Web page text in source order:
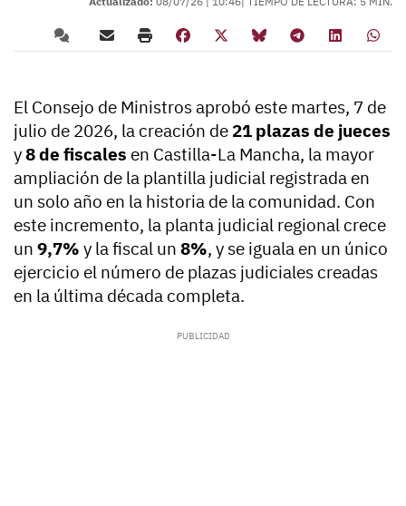
El Consejo de Ministros aprobó este martes, 7 de
julio de 2026, la creación de 21 plazas de jueces
y8 de fiscales en Castilla-La Mancha, la mayor
ampliación de la plantilla judicial registrada en
un solo año en la historia de la comunidad. Con
este incremento, la planta judicial regional crece
un 9,7% y la fiscal un 8%, y se iguala en un único
ejercicio el número de plazas judiciales creadas
en la última década completa.